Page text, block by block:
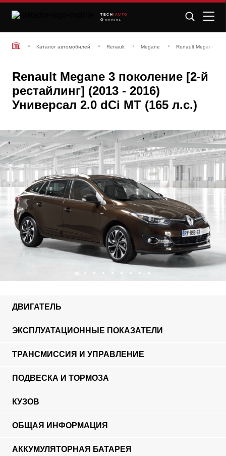
TECH /AUTO
МОСКВА
Каталог автомобилей Renault Megane Renault Megane 3
Renault Megane 3 поколение [2-й
рестайлинг] (2013 - 2016)
Универсал 2.0 dCi MT (165 л.с.)
ДВИГАТЕЛЬ
ЭКСПЛУАТАЦИОННЫЕ ПОКАЗАТЕЛИ
ТРАНСМИССИЯ И УПРАВЛЕНИЕ
ПОДВЕСКА И ТОРМОЗА
КУЗОВ
ОБЩАЯ ИНФОРМАЦИЯ
АККУМУЛЯТОРНАЯ БАТАРЕЯ